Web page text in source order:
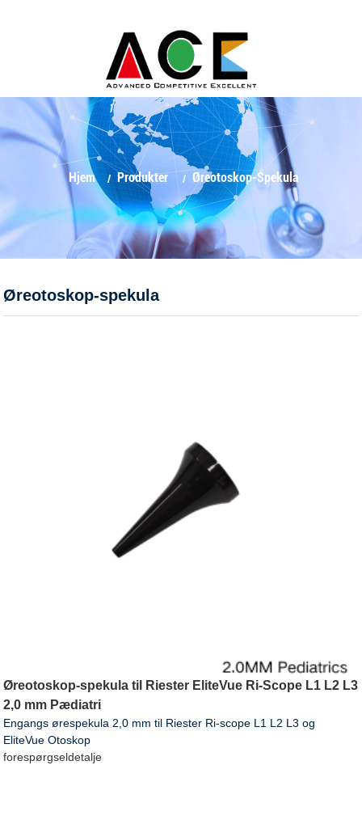
Hjem Produkter Øreotoskop-Spekula
Øreotoskop-spekula
Øreotoskop-spekula til Riester EliteVue Ri-Scope L1 L2 L3
2,0 mm Pædiatri
Engangs ørespekula 2,0 mm til Riester Ri-scope L1 L2 L3 og
EliteVue Otoskop
forespørgseldetalje